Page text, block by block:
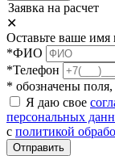
Заявка на расчет
✕
Оставьте ваше
*ФИО
*Телефон
* обозначены поля,
Я даю свое
персональных
с политикой
Отправить